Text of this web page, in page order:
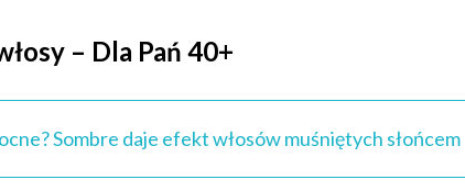
– Dla Pań 40+
Sombre daje efekt włosów muśniętych słońcem